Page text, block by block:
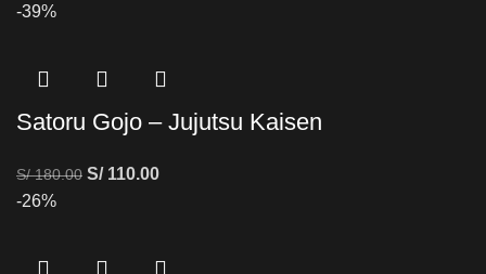
-39%
Satoru Gojo – Jujutsu Kaisen
S/180.00 S/110.00
-26%